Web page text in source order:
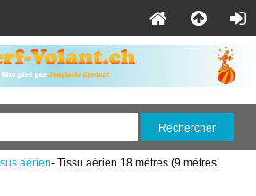
aérien- Tissu aérien 18 mètres (9 mètres